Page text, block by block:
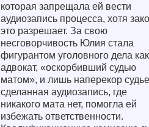
которая запрещала ей вести
аудиозапись процесса, хотя
это разрешает. За свою
несговорчивость Юлия стала
фигурантом уголовного дела как
адвокат, «оскорбивший судью
матом», и лишь наперекор судье
сделанная аудиозапись, где
никакого мата нет, помогла ей
избежать ответственности.